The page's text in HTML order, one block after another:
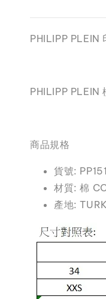
PHILIPP PLEIN
PHILIPP PLEIN
商品規格
貨號:
材質: 棉
產地: